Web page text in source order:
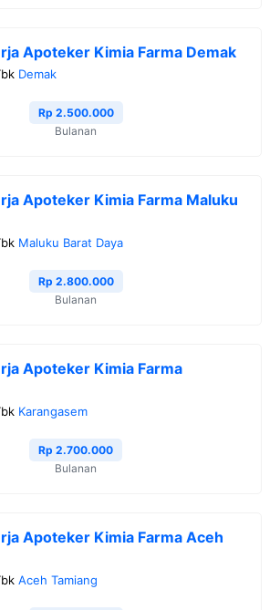
Apoteker Kimia Farma Demak
Demak
Rp 2.500.000
Bulanan
Apoteker Kimia Farma Maluku
Maluku Barat Daya
Rp 2.800.000
Bulanan
Apoteker Kimia Farma
Karangasem
Rp 2.700.000
Bulanan
Apoteker Kimia Farma Aceh
Aceh Tamiang